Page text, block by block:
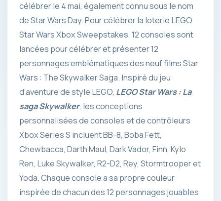
célébrer le 4 mai, également connu sous le nom
de Star Wars Day. Pour célébrer la loterie LEGO
Star Wars Xbox Sweepstakes, 12 consoles sont
lancées pour célébrer et présenter 12
personnages emblématiques des neuf films Star
Wars : The Skywalker Saga. Inspiré du jeu
d’aventure de style LEGO, LEGO Star Wars : La
saga Skywalker, les conceptions
personnalisées de consoles et de contrôleurs
Xbox Series S incluent BB-8, Boba Fett,
Chewbacca, Darth Maul, Dark Vador, Finn, Kylo
Ren, Luke Skywalker, R2-D2, Rey, Stormtrooper et
Yoda. Chaque console a sa propre couleur
inspirée de chacun des 12 personnages jouables